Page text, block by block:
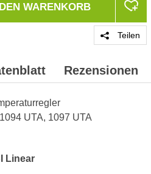
WARENKORB
Teilen
Rezensionen
UTA, 1097 UTA
Linear